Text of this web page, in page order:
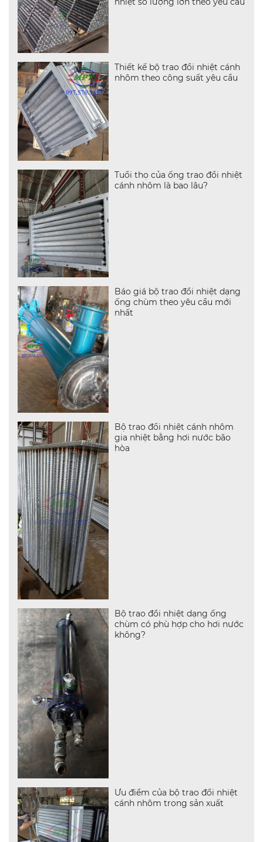
Thiết kế bộ trao đổi nhiệt cánh
nhôm theo công suất yêu cầu
Tuổi thọ của ống trao đổi nhiệt
cánh nhôm là bao lâu?
Báo giá bộ trao đổi nhiệt dạng
ống chùm theo yêu cầu mới
nhất
Bộ trao đổi nhiệt cánh nhôm
gia nhiệt bằng hơi nước bão
hòa
Bộ trao đổi nhiệt dạng ống
chùm có phù hợp cho hơi nước
không?
Ưu điểm của bộ trao đổi nhiệt
cánh nhôm trong sản xuất